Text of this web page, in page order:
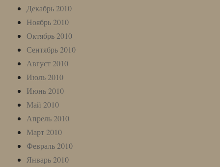
Декабрь 2010
Ноябрь 2010
Октябрь 2010
Сентябрь 2010
Август 2010
Июль 2010
Июнь 2010
Май 2010
Апрель 2010
Март 2010
Февраль 2010
Январь 2010